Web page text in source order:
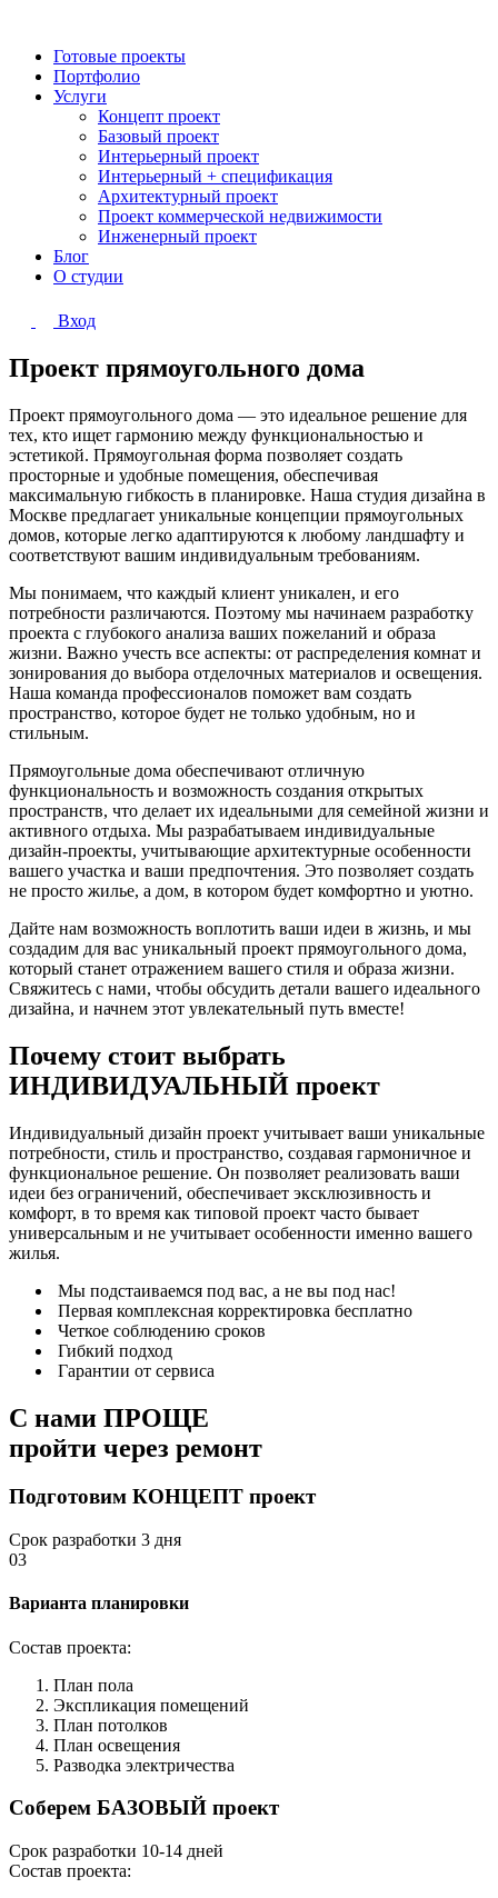
Готовые проекты
Портфолио
Услуги
Концепт проект
Базовый проект
Интерьерный проект
Интерьерный + спецификация
Архитектурный проект
Проект коммерческой недвижимости
Инженерный проект
Блог
О студии
Вход
Проект прямоугольного дома
Проект прямоугольного дома — это идеальное решение для
тех, кто ищет гармонию между функциональностью и
эстетикой. Прямоугольная форма позволяет создать
просторные и удобные помещения, обеспечивая
максимальную гибкость в планировке. Наша студия дизайна в
Москве предлагает уникальные концепции прямоугольных
домов, которые легко адаптируются к любому ландшафту и
соответствуют вашим индивидуальным требованиям.
Мы понимаем, что каждый клиент уникален, и его
потребности различаются. Поэтому мы начинаем разработку
проекта с глубокого анализа ваших пожеланий и образа
жизни. Важно учесть все аспекты: от распределения комнат и
зонирования до выбора отделочных материалов и освещения.
Наша команда профессионалов поможет вам создать
пространство, которое будет не только удобным, но и
стильным.
Прямоугольные дома обеспечивают отличную
функциональность и возможность создания открытых
пространств, что делает их идеальными для семейной жизни и
активного отдыха. Мы разрабатываем индивидуальные
дизайн-проекты, учитывающие архитектурные особенности
вашего участка и ваши предпочтения. Это позволяет создать
не просто жилье, а дом, в котором будет комфортно и уютно.
Дайте нам возможность воплотить ваши идеи в жизнь, и мы
создадим для вас уникальный проект прямоугольного дома,
который станет отражением вашего стиля и образа жизни.
Свяжитесь с нами, чтобы обсудить детали вашего идеального
дизайна, и начнем этот увлекательный путь вместе!
Почему стоит выбрать
ИНДИВИДУАЛЬНЫЙ проект
Индивидуальный дизайн проект учитывает ваши уникальные
потребности, стиль и пространство, создавая гармоничное и
функциональное решение. Он позволяет реализовать ваши
идеи без ограничений, обеспечивает эксклюзивность и
комфорт, в то время как типовой проект часто бывает
универсальным и не учитывает особенности именно вашего
жилья.
Мы подстаиваемся под вас, а не вы под нас!
Первая комплексная корректировка бесплатно
Четкое соблюдению сроков
Гибкий подход
Гарантии от сервиса
С нами ПРОЩЕ
пройти через ремонт
Подготовим КОНЦЕПТ проект
Срок разработки 3 дня
03
Варианта планировки
Состав проекта:
План пола
Экспликация помещений
План потолков
План освещения
Разводка электричества
Соберем БАЗОВЫЙ проект
Срок разработки 10-14 дней
Состав проекта: